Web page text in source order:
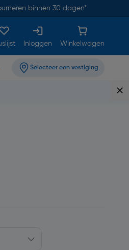
binnen 30 dagen*
Inloggen Winkelwagen
Selecteer een vestiging